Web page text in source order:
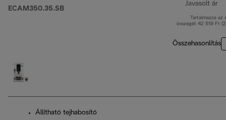
ECAM350.35.SB
Javasolt ár
Tartalmazza az
összegét 42 519 Ft
Összehasonlítás
Állítható tejhabosító